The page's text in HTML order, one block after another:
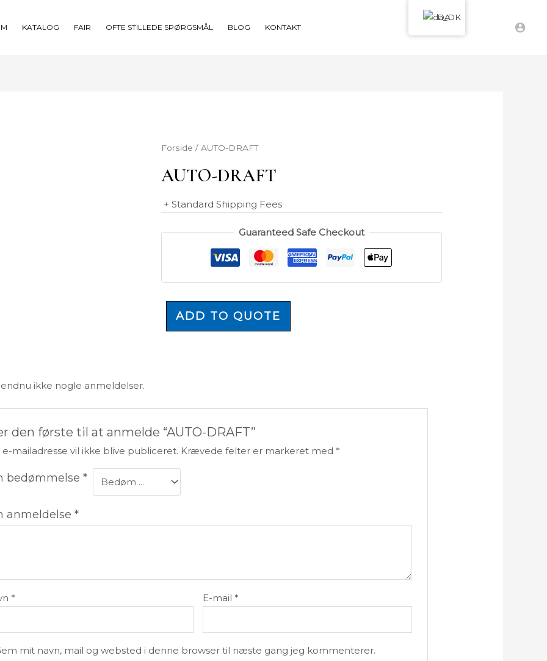
KATALOG FAIR OFTE STILLEDE SPØRGSMÅL BLOG KONTAKT
Forside / AUTO-DRAFT
AUTO-DRAFT
+ Standard Shipping Fees
Guaranteed Safe Checkout
ADD TO QUOTE
ikke nogle anmeldelser.
den første til at anmelde “AUTO-DRAFT”
e-mailadresse vil ikke blive publiceret. Krævede felter er markeret med *
bedømmelse *
anmeldelse *
* E-mail *
mit navn, mail og websted i denne browser til næste gang jeg kommenterer.
DA